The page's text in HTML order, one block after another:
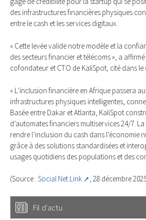
des infrastructures financières physiques
entre le cash et les services digitaux.
« Cette levée valide notre modèle et la
des secteurs financier et télécoms », a
cofondateur et CTO de KaliSpot, cité dans
« L’inclusion financière en Afrique passera
infrastructures physiques intelligentes,
Basée entre Dakar et Atlanta, KaliSpot
d’automates financiers multiservices 24/7.
rendre l’inclusion du cash dans l’économie
grâce à des solutions standardisées et
usages quotidiens des populations et des
(Source : Social Net Link , 28 décembre
Fil d'actu